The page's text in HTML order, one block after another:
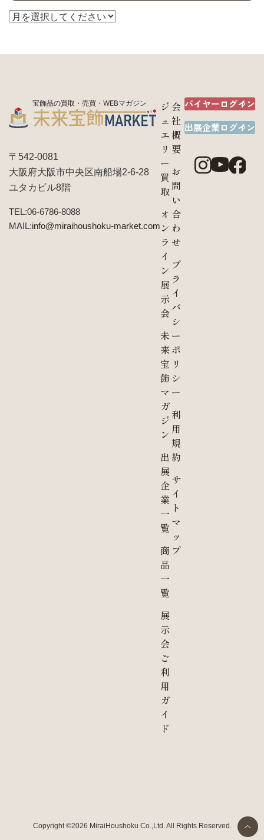
宝飾品の買取・売買・WEBマガジン
〒542-0081
大阪府大阪市中央区南船場2-6-28
ユタカビル8階
TEL:06-6786-8088
MAIL:info@miraihoushoku-market.com
ジ
ュ
エ
リ
ー
買
取
オ
ン
ラ
イ
ン
展
示
会
未
来
宝
飾
マ
ガ
ジ
ン
出
展
企
業
一
覧
商
品
一
覧
展
示
会
ご
利
用
ガ
イ
ド
会
社
概
要
お
問
い
合
わ
せ
プ
ラ
イ
バ
シ
ー
ポ
リ
シ
ー
利
用
規
約
サ
イ
ト
マ
ッ
プ
バイヤーログイン
出展企業ログイン
Copyright ©2026 MiraiHoushoku Co.,Ltd. All Rights Reserved.